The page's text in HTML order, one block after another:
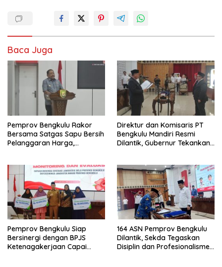
Baca Juga
Pemprov Bengkulu Rakor
Bersama Satgas Sapu Bersih
Pelanggaran Harga,
Masih Jadi Sorotan
Direktur dan Komisaris PT
Bengkulu Mandiri Resmi
Dilantik, Gubernur Tekankan
Pemprov Bengkulu Siap
Bersinergi dengan BPJS
Ketenagakerjaan Capai
164 ASN Pemprov Bengkulu
Dilantik, Sekda Tegaskan
Disiplin dan Profesionalisme